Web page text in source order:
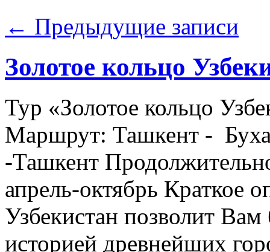
← Предыдущие записи
Золотое кольцо
Тур «Золотое кольцо
Маршрут: Ташкент -
-Ташкент
апрель-октябрь Краткое
Узбекистан позволит
историей древнейших